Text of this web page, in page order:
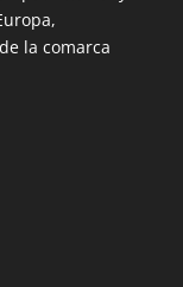
la comarca